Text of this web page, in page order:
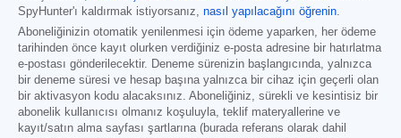
SpyHunter'ı kaldırmak istiyorsanız, nasıl yapılacağını öğrenin.
Aboneliğinizin otomatik yenilenmesi için ödeme yaparken, her ödeme
tarihinden önce kayıt olurken verdiğiniz e-posta adresine bir hatırlatma
e-postası gönderilecektir. Deneme sürenizin başlangıcında, yalnızca
bir deneme süresi ve hesap başına yalnızca bir cihaz için geçerli olan
bir aktivasyon kodu alacaksınız. Aboneliğiniz, sürekli ve kesintisiz bir
abonelik kullanıcısı olmanız koşuluyla, teklif materyallerine ve
kayıt/satın alma sayfası şartlarına (burada referans olarak dahil